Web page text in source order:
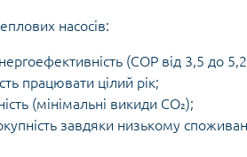
насосів:
(COP від 3,5 до
працювати цілий рік;
(мінімальні викиди CO₂);
завдяки низькому